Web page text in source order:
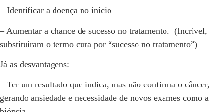
– Identificar a doença no início
– Aumentar a chance de sucesso no tratamento. (Incrível,
substituíram o termo cura por “sucesso no tratamento”)
Já as desvantagens:
– Ter um resultado que indica, mas não confirma o câncer,
gerando ansiedade e necessidade de novos exames como a